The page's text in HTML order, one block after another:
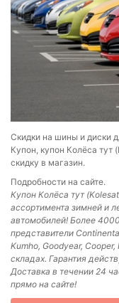
Скидки на шины и диски
Купон, купон Колёса тут
скидку в магазин.
Подробности на сайте.
Купон Колёса тут
ассортимента зимней и
автомобилей! Более
представители
Kumho, Goodyear,
складах. Гарантия
Доставка в течении 24
прямо на сайте!